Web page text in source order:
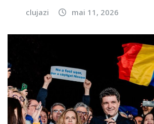
clujazi mai 11, 2026